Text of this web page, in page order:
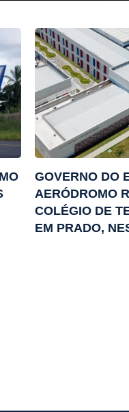
GOVERNO DO
AERÓDROMO
COLÉGIO DE
EM PRADO,